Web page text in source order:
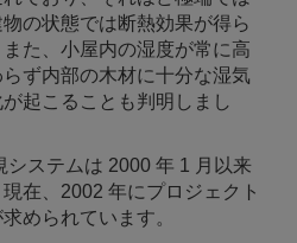
の状態では断熱効果が得ら
た、小屋内の湿度が常に高
ず内部の木材に十分な湿気
起こることも判明しまし
システムは 2000 年 1 月以来
在、2002 年にプロジェクト
められています。